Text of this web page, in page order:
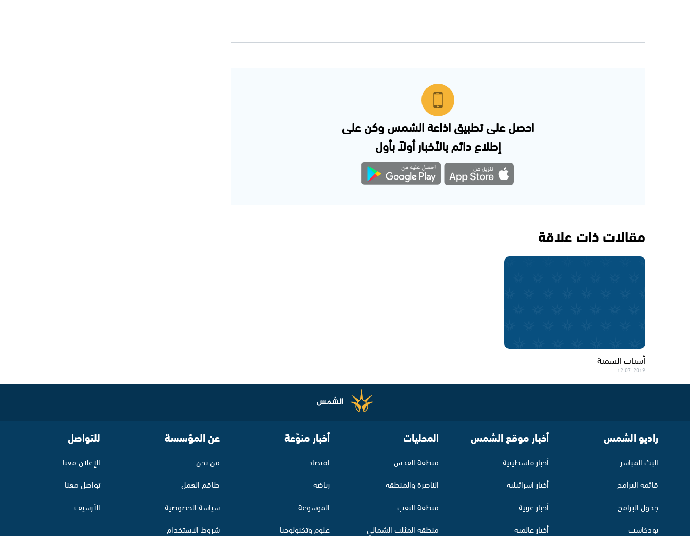
احصل على تطبيق اذاعة الشمس وكن على
إطلاع دائم بالأخبار أولاً بأول
مقالات ذات علاقة
أسباب السمنة
12.07.2019
راديو الشمس
البث المباشر
قائمة البرامج
جدول البرامج
بودكاست
أخبار موقع الشمس
أخبار فلسطينية
أخبار اسرائيلية
أخبار عربية
أخبار عالمية
المحليات
منطقة القدس
الناصرة والمنطقة
منطقة النقب
منطقة المثلث الشمالي
أخبار منوّعة
اقتصاد
رياضة
الموسوعة
علوم وتكنولوجيا
عن المؤسسة
من نحن
طاقم العمل
سياسة الخصوصية
شروط الاستخدام
للتواصل
الإعلان معنا
تواصل معنا
الأرشيف